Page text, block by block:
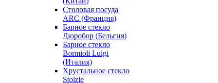
Столовая посуда
ARC (Франция)
Барное стекло
Дюробор (Бельгия)
Барное стекло
Bormioli Luigi
(Италия)
Хрустальное стекло
Stolzle